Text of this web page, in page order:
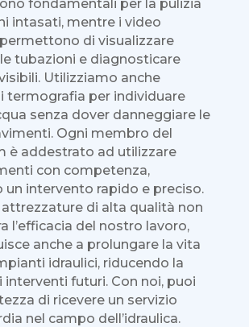
fondamentali per la pulizia
intasati, mentre i video
di visualizzare
tubazioni e diagnosticare
Utilizziamo anche
termografia per individuare
senza dover danneggiare le
Ogni membro del
è addestrato ad utilizzare
con competenza,
un intervento rapido e preciso.
attrezzature di alta qualità non
l’efficacia del nostro lavoro,
anche a prolungare la vita
idraulici, riducendo la
interventi futuri. Con noi, puoi
di ricevere un servizio
nel campo dell’idraulica.